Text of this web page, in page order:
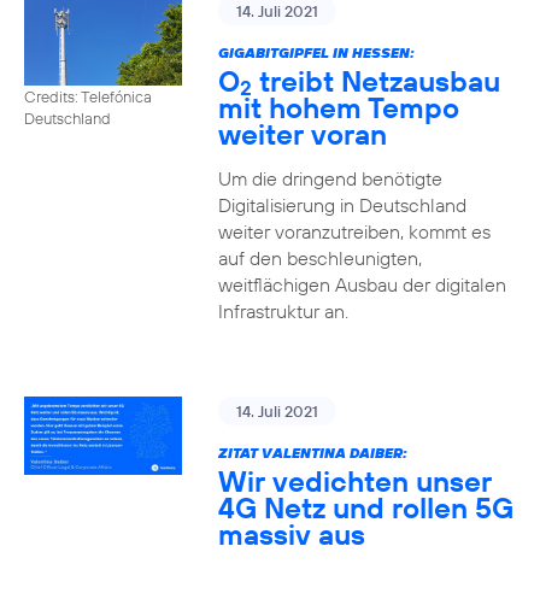
Credits: Telefónica
Deutschland
14. Juli 2021
GIGABITGIPFEL IN HESSEN:
O2 treibt Netzausbau
mit hohem Tempo
weiter voran
Um die dringend benötigte
Digitalisierung in Deutschland
weiter voranzutreiben, kommt es
auf den beschleunigten,
weitflächigen Ausbau der digitalen
Infrastruktur an.
14. Juli 2021
ZITAT VALENTINA DAIBER:
Wir vedichten unser
4G Netz und rollen 5G
massiv aus